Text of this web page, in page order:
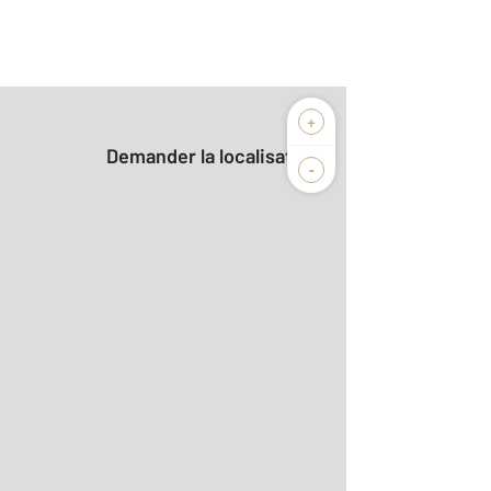
+
-
Demander la localisation